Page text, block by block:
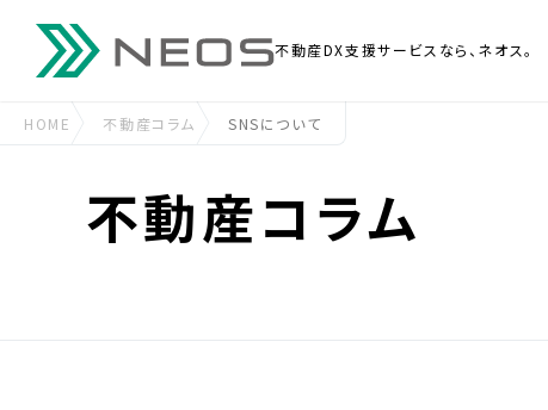
不動産DX支援サービスなら、ネオス。
HOME 不動産コラム SNSについて
不動産コラム